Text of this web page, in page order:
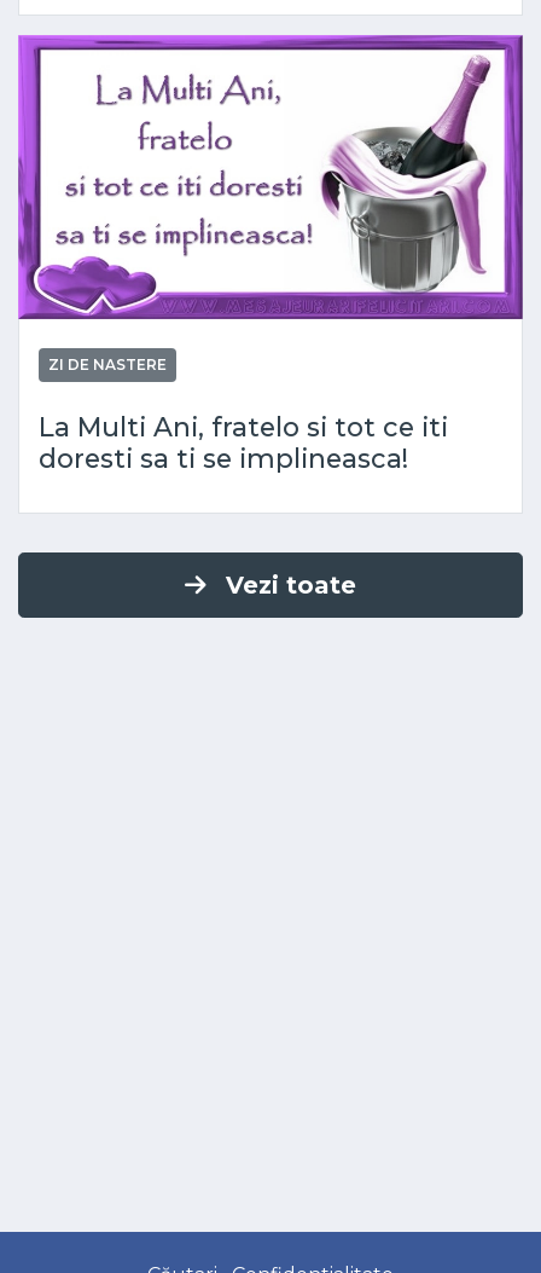
ZI DE NASTERE
La Multi Ani, fratelo si tot ce iti
doresti sa ti se implineasca!
Vezi toate